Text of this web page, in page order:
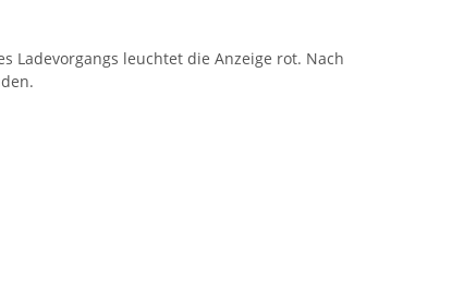
Ladevorgangs leuchtet die Anzeige rot. Nach